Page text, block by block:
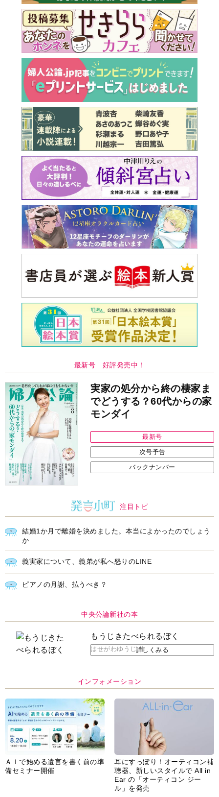
最新号 好評発売中！
実家の処分から終の棲家ま
でどうする？60代からの家
モンダイ
最新号
次号予告
バックナンバー
注目トピ
結婚1か月で離婚を決めました。本当によかったのでしょう
か
義実家について、義弟が私へ怒りのLINE
ピアノの月謝、払うべき？
中央公論新社の本
もうじきたべられるぼく
はせがわゆうじ 作詳しくみる
インフォメーション
ＡＩで始める遺言を書く前の準
備セミナー開催
耳にすっぽり！オーティコン補
聴器、新しいスタイルで All in
Ear の「オーティコン ジー
ル」を発売